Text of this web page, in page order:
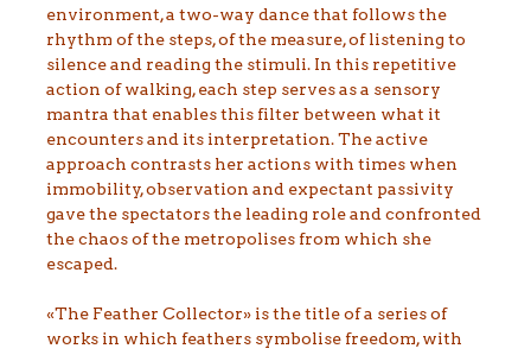
environment, a two-way dance that follows the
rhythm of the steps, of the measure, of listening to
silence and reading the stimuli. In this repetitive
action of walking, each step serves as a sensory
mantra that enables this filter between what it
encounters and its interpretation. The active
approach contrasts her actions with times when
immobility, observation and expectant passivity
gave the spectators the leading role and confronted
the chaos of the metropolises from which she
escaped.
«The Feather Collector» is the title of a series of
works in which feathers symbolise freedom, with